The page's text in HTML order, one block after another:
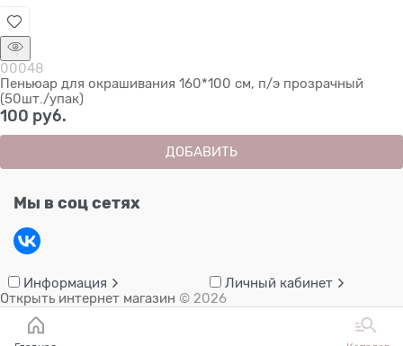
00048
Пеньюар для окрашивания 160*100 см, п/э прозрачный
(50шт./упак)
100 руб.
ДОБАВИТЬ
Мы в соц сетях
Информация
Личный кабинет
Открыть интернет магазин © 2026